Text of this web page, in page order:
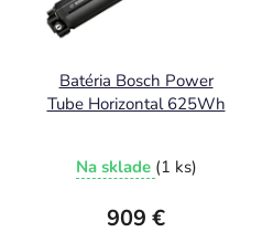
Batéria Bosch Power
Tube Horizontal 625Wh
Na sklade (1 ks)
909 €